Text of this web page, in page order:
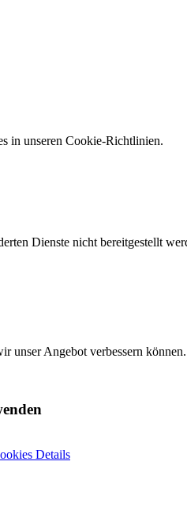
in unseren Cookie-Richtlinien.
Dienste nicht bereitgestellt
unser Angebot verbessern können.
Details